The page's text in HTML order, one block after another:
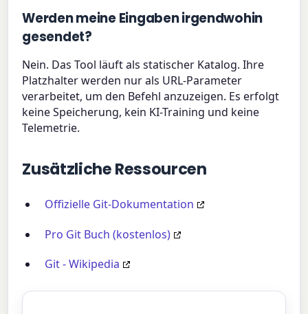
Werden meine Eingaben irgendwohin
gesendet?
Nein. Das Tool läuft als statischer Katalog. Ihre
Platzhalter werden nur als URL-Parameter
verarbeitet, um den Befehl anzuzeigen. Es erfolgt
keine Speicherung, kein KI-Training und keine
Telemetrie.
Zusätzliche Ressourcen
Offizielle Git-Dokumentation
Pro Git Buch (kostenlos)
Git - Wikipedia